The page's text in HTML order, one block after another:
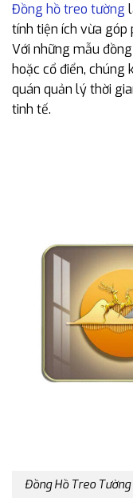
Đồng hồ treo tường
tính tiện ích vừa góp
Với những mẫu
hoặc cổ điển, chúng
quán quản lý thời
tinh tế.
Đồng Hồ Treo Tường